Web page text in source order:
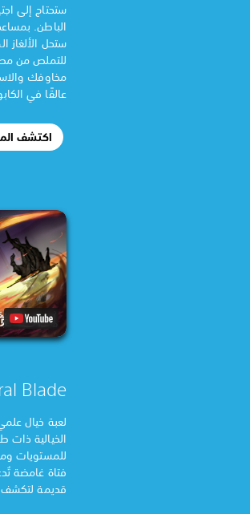
ستحتاج إلى
ستحل الألغاز
للتملص من
مخاوفك
عالقًا في
اكتشف
Blade
لعبة خيال
الخيالية ذات
للمستويات
قديمة